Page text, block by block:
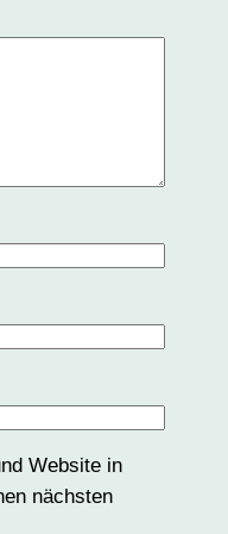
Website in
nächsten